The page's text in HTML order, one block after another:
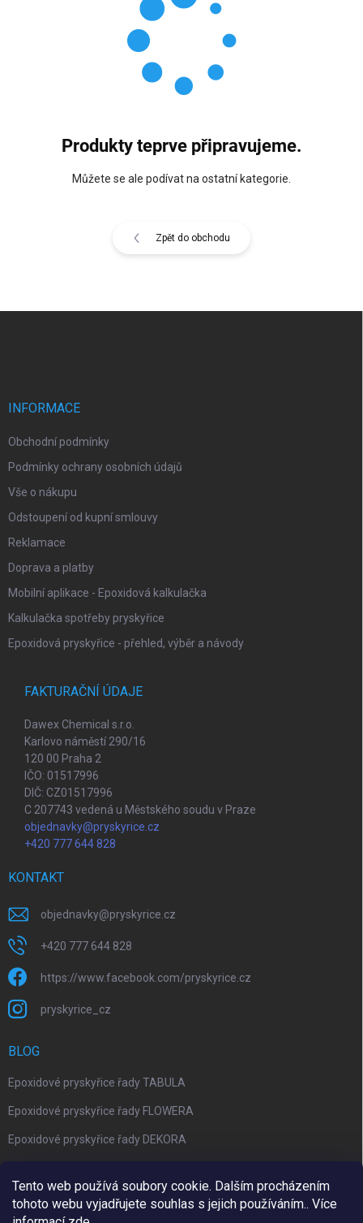
Tento web používá soubory cookie. Dalším procházením
tohoto webu vyjadřujete souhlas s jejich používáním.. Více
Produkty teprve připravujeme.
Můžete se ale podívat na ostatní kategorie.
Zpět do obchodu
INFORMACE
Obchodní podmínky
Podmínky ochrany osobních údajů
Vše o nákupu
Odstoupení od kupní smlouvy
Reklamace
Doprava a platby
Mobilní aplikace - Epoxidová kalkulačka
Kalkulačka spotřeby pryskyřice
Epoxidová pryskyřice - přehled, výběr a návody
FAKTURAČNÍ ÚDAJE
Dawex Chemical s.r.o.
Karlovo náměstí 290/16
120 00 Praha 2
IČO: 01517996
DIČ: CZ01517996
C 207743 vedená u Městského soudu v Praze
objednavky@pryskyrice.cz
+420 777 644 828
KONTAKT
objednavky@pryskyrice.cz
+420 777 644 828
https://www.facebook.com/pryskyrice.cz
pryskyrice_cz
BLOG
Epoxidové pryskyřice řady TABULA
Epoxidové pryskyřice řady FLOWERA
Epoxidové pryskyřice řady DEKORA